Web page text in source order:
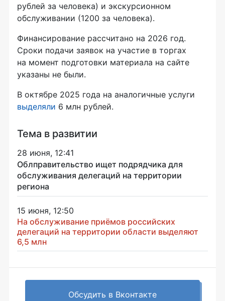
рублей за человека) и экскурсионном
обслуживании (1200 за человека).
Финансирование рассчитано на 2026 год.
Сроки подачи заявок на участие в торгах
на момент подготовки материала на сайте
указаны не были.
В октябре 2025 года на аналогичные услуги
выделяли 6 млн рублей.
Тема в развитии
28 июня, 12:41
Облправительство ищет подрядчика для
обслуживания делегаций на территории
региона
15 июня, 12:50
На обслуживание приёмов российских
делегаций на территории области выделяют
6,5 млн
Обсудить в Вконтакте